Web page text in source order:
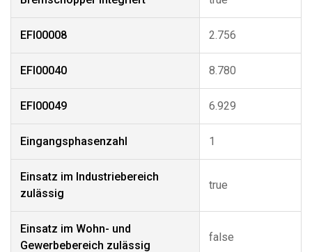
EFI00008 2.756
EFI00040 8.780
EFI00049 6.929
Eingangsphasenzahl 1
Einsatz im Industriebereich
zulässig
true
Einsatz im Wohn- und
Gewerbebereich zulässig
false